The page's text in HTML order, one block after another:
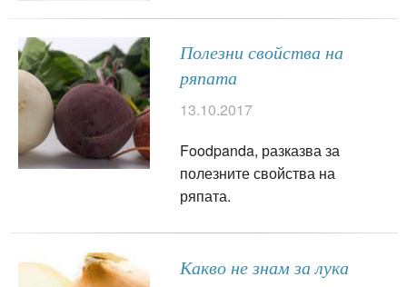
Полезни свойства на
ряпата
13.10.2017
Foodpanda, разказва за
полезните свойства на
ряпата.
Какво не знам за лука